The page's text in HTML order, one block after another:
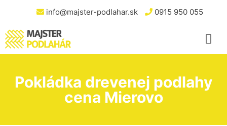
info@majster-podlahar.sk 0915 950 055
Pokládka drevenej podlahy
cena Mierovo